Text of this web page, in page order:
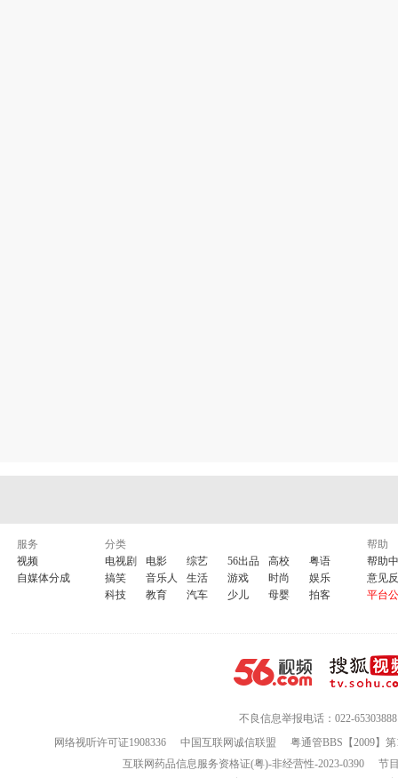
服务
视频
自媒体分成
分类
电视剧
电影 综艺 56出品 高校
粤语
搞笑
音乐人 生活 游戏 时尚
娱乐
科技
教育 汽车 少儿 母婴 拍客
帮助
帮助
意见
平台
不良信息举报电话：022-65303888
网络视听许可证1908336
中国互联网诚信联盟
粤通管BBS【2009】
互联网药品信息服务资格证(粤)-非经营性-2023-0390
节